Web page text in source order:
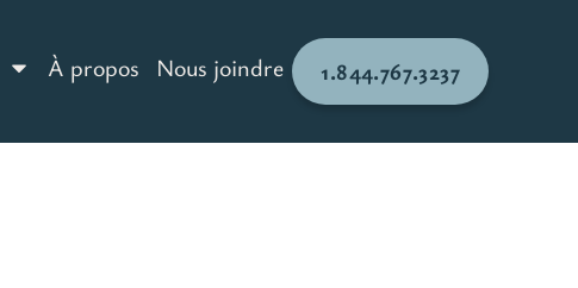
À propos Nous joindre 1.844.767.3237